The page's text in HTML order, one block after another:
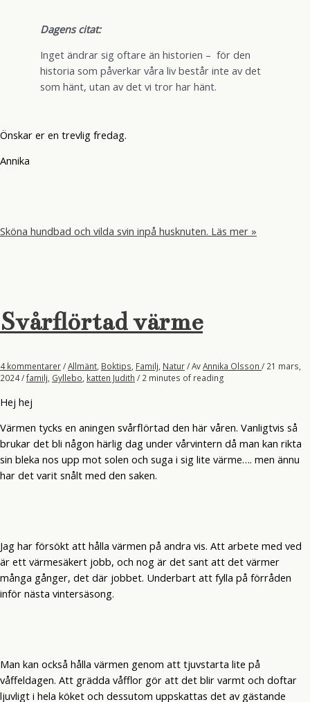
Dagens citat:
Inget ändrar sig oftare än historien – för den
historia som påverkar våra liv består inte av det
som hänt, utan av det vi tror har hänt.
Önskar er en trevlig fredag.
Annika
Sköna hundbad och vilda svin inpå husknuten. Läs mer »
Svårflörtad värme
4 kommentarer/Allmänt, Boktips, Familj, Natur/ AvAnnika Olsson / 21 mars,
2024/familj, Gyllebo, katten Judith / 2 minutes of reading
Hej hej
Värmen tycks en aningen svårflörtad den här våren. Vanligtvis så
brukar det bli någon härlig dag under vårvintern då man kan rikta
sin bleka nos upp mot solen och suga i sig lite värme…. men ännu
har det varit snålt med den saken.
Jag har försökt att hålla värmen på andra vis. Att arbete med ved
är ett värmesäkert jobb, och nog är det sant att det värmer
många gånger, det där jobbet. Underbart att fylla på förråden
inför nästa vintersäsong.
Man kan också hålla värmen genom att tjuvstarta lite på
våffeldagen. Att grädda våfflor gör att det blir varmt och doftar
ljuvligt i hela köket och dessutom uppskattas det av gästande